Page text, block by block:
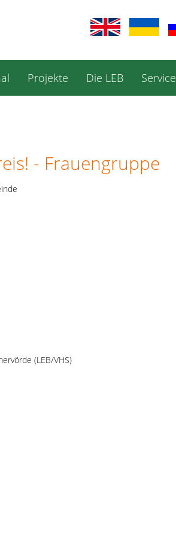
Projekte Die LEB Service
- Frauengruppe
(LEB/VHS)